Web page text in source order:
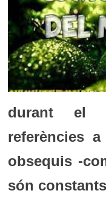
durant el
referències
obsequis -
són